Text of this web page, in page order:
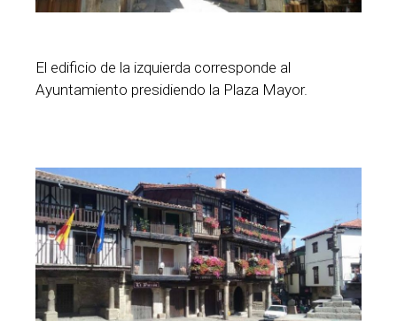
El edificio de la izquierda corresponde al
Ayuntamiento presidiendo la Plaza Mayor.